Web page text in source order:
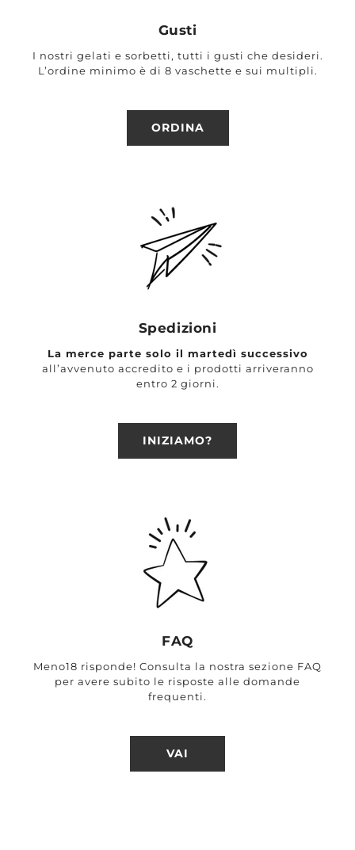
Gusti
I nostri gelati e sorbetti, tutti i gusti che desideri.
L’ordine minimo è di 8 vaschette e sui multipli.
ORDINA
Spedizioni
La merce parte solo il martedì successivo
all’avvenuto accredito e i prodotti arriveranno
entro 2 giorni.
INIZIAMO?
FAQ
Meno18 risponde! Consulta la nostra sezione FAQ
per avere subito le risposte alle domande
frequenti.
VAI